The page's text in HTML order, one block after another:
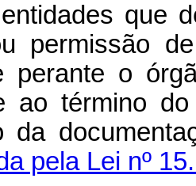
que
permissão
perante o
ao término
da
pela Lei nº